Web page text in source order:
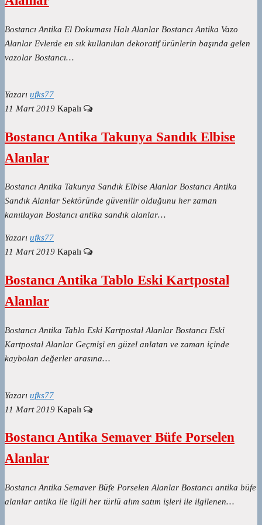
Bostancı Antika El Dokuması Halı Alanlar Bostancı Antika Vazo
Alanlar Evlerde en sık kullanılan dekoratif ürünlerin başında gelen
vazolar Bostancı…
Yazarı ufks77
11 Mart 2019 Kapalı
Bostancı Antika Takunya Sandık Elbise
Alanlar
Bostancı Antika Takunya Sandık Elbise Alanlar Bostancı Antika
Sandık Alanlar Sektöründe güvenilir olduğunu her zaman
kanıtlayan Bostancı antika sandık alanlar…
Yazarı ufks77
11 Mart 2019 Kapalı
Bostancı Antika Tablo Eski Kartpostal
Alanlar
Bostancı Antika Tablo Eski Kartpostal Alanlar Bostancı Eski
Kartpostal Alanlar Geçmişi en güzel anlatan ve zaman içinde
kaybolan değerler arasına…
Yazarı ufks77
11 Mart 2019 Kapalı
Bostancı Antika Semaver Büfe Porselen
Alanlar
Bostancı Antika Semaver Büfe Porselen Alanlar Bostancı antika büfe
alanlar antika ile ilgili her türlü alım satım işleri ile ilgilenen…